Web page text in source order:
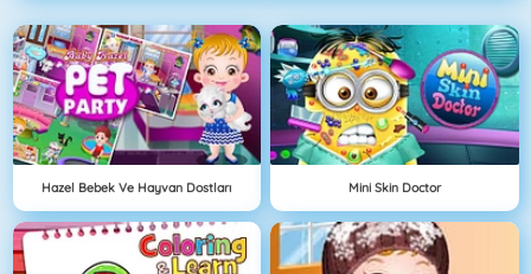
Hazel Bebek Ve Hayvan Dostları Mini Skin Doctor